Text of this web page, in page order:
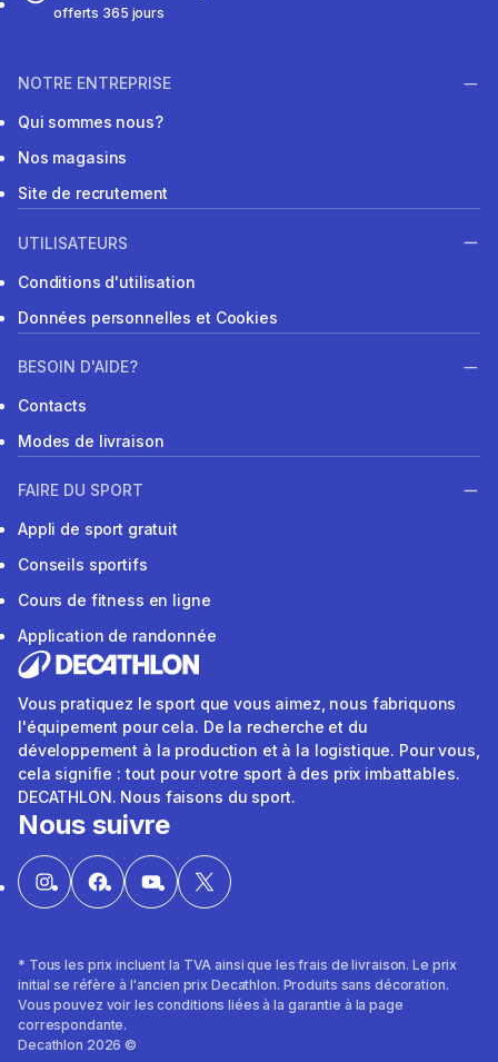
offerts 365 jours
NOTRE ENTREPRISE
Qui sommes nous?
Nos magasins
Site de recrutement
UTILISATEURS
Conditions d'utilisation
Données personnelles et Cookies
BESOIN D'AIDE?
Contacts
Modes de livraison
FAIRE DU SPORT
Appli de sport gratuit
Conseils sportifs
Cours de fitness en ligne
Application de randonnée
Vous pratiquez le sport que vous aimez, nous fabriquons
l'équipement pour cela. De la recherche et du
développement à la production et à la logistique. Pour vous,
cela signifie : tout pour votre sport à des prix imbattables.
DECATHLON. Nous faisons du sport.
Nous suivre
* Tous les prix incluent la TVA ainsi que les frais de livraison. Le prix
initial se réfère à l'ancien prix Decathlon. Produits sans décoration.
Vous pouvez voir les conditions liées à la garantie à la page
correspondante.
Decathlon 2026 ©